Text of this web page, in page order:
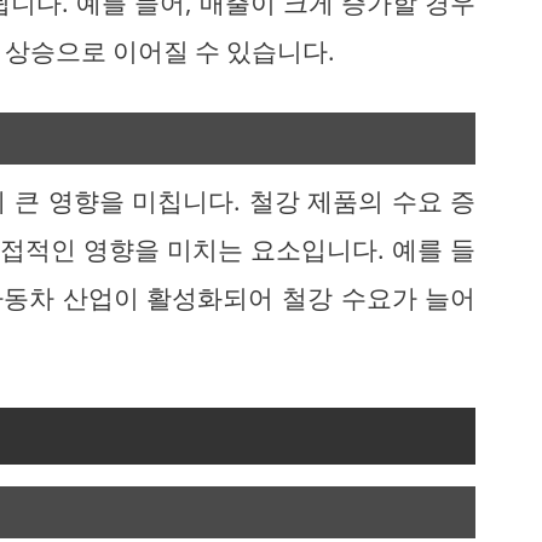
승으로 이어질 수 있습니다.
영향을 미칩니다. 철강 제품의 수요 증
적인 영향을 미치는 요소입니다. 예를 들
차 산업이 활성화되어 철강 수요가 늘어